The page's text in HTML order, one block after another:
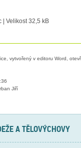
| Velikost 32,5 kB
vytvořený v editoru Word,
Jiří
A TĚLOVÝCHOVY